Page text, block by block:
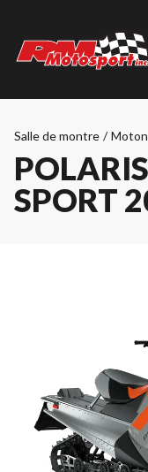
Salle de montre /
SPORT